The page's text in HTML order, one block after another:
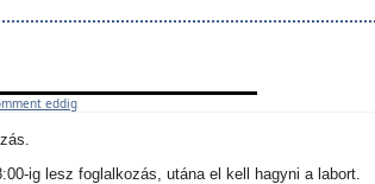
eddig
ig lesz foglalkozás, utána el kell hagyni a labort.